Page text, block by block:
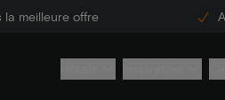
la meilleure offre